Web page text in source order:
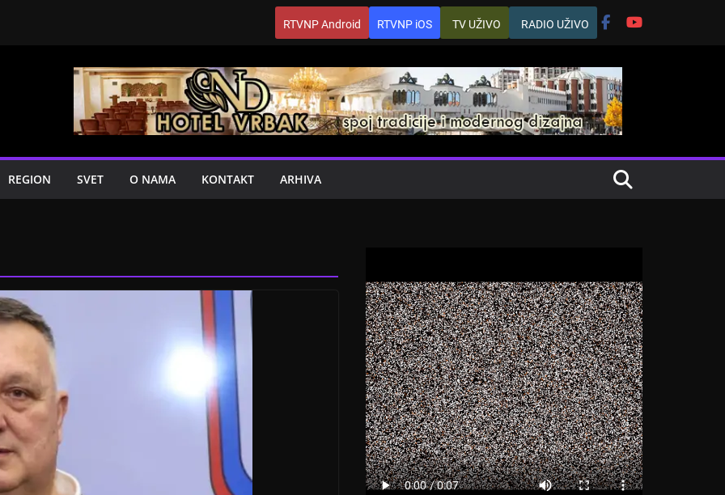
RTVNP Android RTVNP iOS TV UŽIVO RADIO UŽIVO
REGION SVET O NAMA KONTAKT ARHIVA